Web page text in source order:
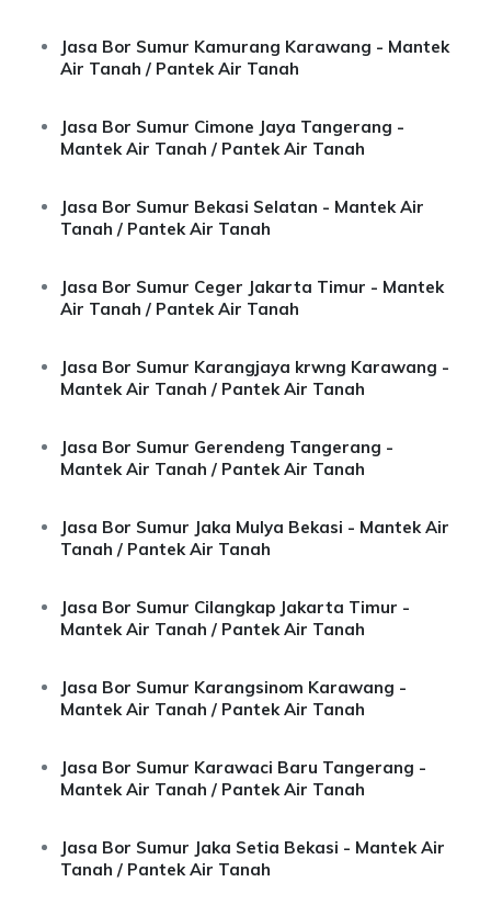
Jasa Bor Sumur Kamurang Karawang - Mantek
Air Tanah / Pantek Air Tanah
Jasa Bor Sumur Cimone Jaya Tangerang -
Mantek Air Tanah / Pantek Air Tanah
Jasa Bor Sumur Bekasi Selatan - Mantek Air
Tanah / Pantek Air Tanah
Jasa Bor Sumur Ceger Jakarta Timur - Mantek
Air Tanah / Pantek Air Tanah
Jasa Bor Sumur Karangjaya krwng Karawang -
Mantek Air Tanah / Pantek Air Tanah
Jasa Bor Sumur Gerendeng Tangerang -
Mantek Air Tanah / Pantek Air Tanah
Jasa Bor Sumur Jaka Mulya Bekasi - Mantek Air
Tanah / Pantek Air Tanah
Jasa Bor Sumur Cilangkap Jakarta Timur -
Mantek Air Tanah / Pantek Air Tanah
Jasa Bor Sumur Karangsinom Karawang -
Mantek Air Tanah / Pantek Air Tanah
Jasa Bor Sumur Karawaci Baru Tangerang -
Mantek Air Tanah / Pantek Air Tanah
Jasa Bor Sumur Jaka Setia Bekasi - Mantek Air
Tanah / Pantek Air Tanah